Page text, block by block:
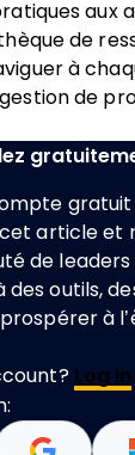
aux
de
à
de
article et
de leaders
des outils,
à
Log In